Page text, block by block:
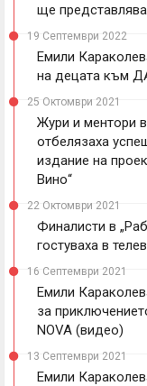
ще
19 Септември 2022
Емили
на децата към
25 Октомври 2021
Жури и ментори в
отбелязаха
издание на
Вино“
22 Октомври 2021
Финалисти в
гостуваха в
16 Септември 2021
Емили
за
NOVA (видео)
13 Септември 2021
Емили